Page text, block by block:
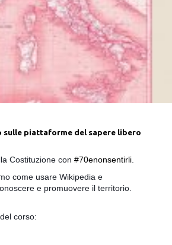
piattaforme del sapere libero
Costituzione con #70enonsentirli.
come usare Wikipedia e
e promuovere il territorio.
corso: